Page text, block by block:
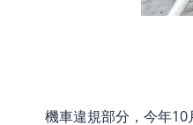
機車違規部分，今年